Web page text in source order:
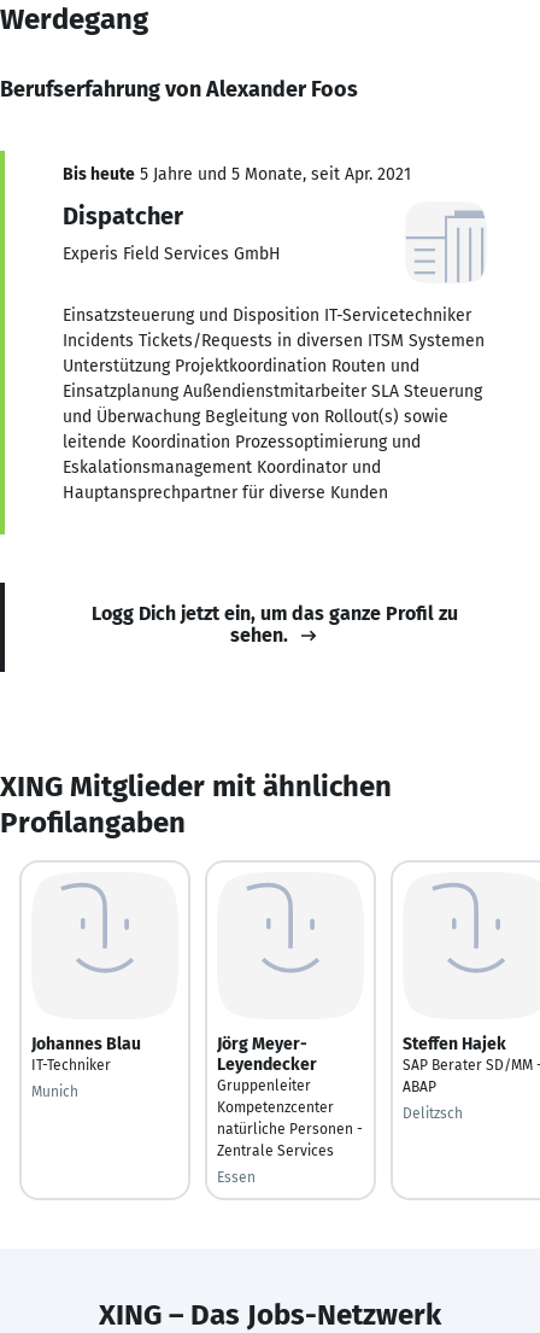
Werdegang
Berufserfahrung von Alexander Foos
Bis heute 5 Jahre und 5 Monate, seit Apr. 2021
Dispatcher
Experis Field Services GmbH
Einsatzsteuerung und Disposition IT-Servicetechniker
Incidents Tickets/Requests in diversen ITSM Systemen
Unterstützung Projektkoordination Routen und
Einsatzplanung Außendienstmitarbeiter SLA Steuerung
und Überwachung Begleitung von Rollout(s) sowie
leitende Koordination Prozessoptimierung und
Eskalationsmanagement Koordinator und
Hauptansprechpartner für diverse Kunden
Logg Dich jetzt ein, um das ganze Profil zu
sehen.
XING Mitglieder mit ähnlichen
Profilangaben
Johannes Blau
IT-Techniker
Munich
Jörg Meyer-
Leyendecker
Gruppenleiter
Kompetenzcenter
natürliche Personen -
Zentrale Services
Essen
Steffen Hajek
SAP Berater SD/MM
ABAP
Delitzsch
XING – Das Jobs-Netzwerk